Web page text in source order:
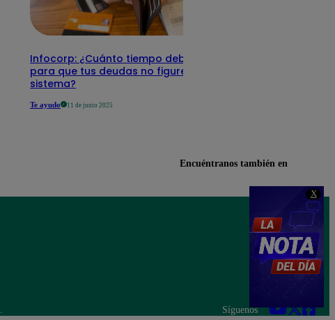
X
Infocorp: ¿Cuánto tiempo debe pasar
para que tus deudas no figuren en su
sistema?
Te ayudo 11 de junio 2025
Encuéntranos también en
Síguenos